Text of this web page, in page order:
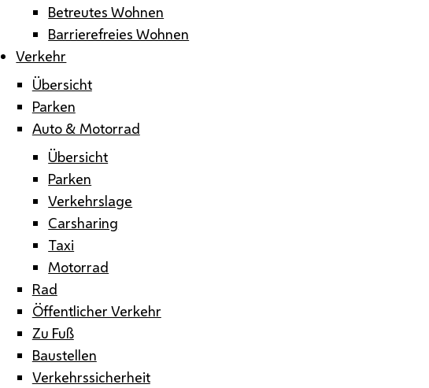
Betreutes Wohnen
Barrierefreies Wohnen
Verkehr
Übersicht
Parken
Auto & Motorrad
Übersicht
Parken
Verkehrslage
Carsharing
Taxi
Motorrad
Rad
Öffentlicher Verkehr
Zu Fuß
Baustellen
Verkehrssicherheit